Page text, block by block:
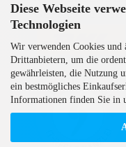
Diese Webseite
Technologien
Wir verwenden Cookies und
Drittanbietern, um die
gewährleisten, die Nutzung
ein bestmögliches
Informationen finden Sie in
GEPRÜFTE